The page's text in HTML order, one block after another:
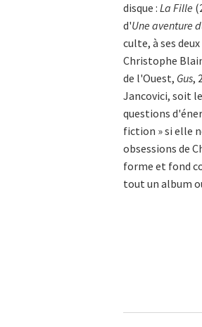
disque : La Fille
d'Une aventure
culte, à ses
Christophe
de l'Ouest, Gus,
Jancovici, soit
questions
fiction » si elle
obsessions de
forme et fond
tout un album